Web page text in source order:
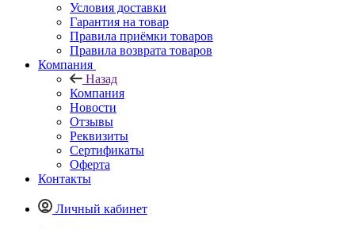
Условия доставки
Гарантия на товар
Правила приёмки товаров
Правила возврата товаров
Компания
Назад
Компания
Новости
Отзывы
Реквизиты
Сертификаты
Оферта
Контакты
Личный кабинет